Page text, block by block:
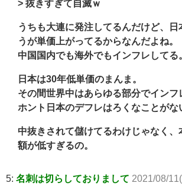
> 抜きすぎて自滅ｗ
うちも大連に発注してるんだけど、日
うが単価上がってるからなんだよね。
中国国内でも海外でもインフレしてる
日本は30年低単価のまんま。
その間世界中はあらゆる部分でインフ
ホント日本のデフレはろくなことがな
中抜きされて儲けてるわけじゃなく、
額が低すぎるの。
5: 名刺は切らしておりまして 2021/08/